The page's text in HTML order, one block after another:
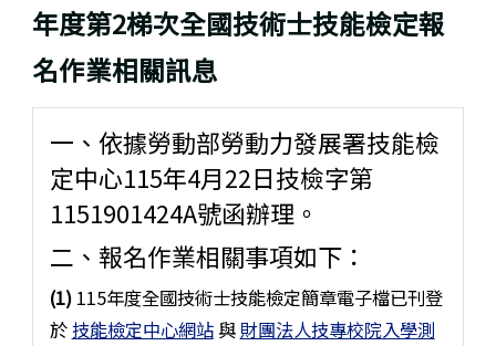
年度第2梯次全國技術士技能檢定報
名作業相關訊息
一、依據勞動部勞動力發展署技能檢
定中心115年4月22日技檢字第
1151901424A號函辦理。
二、報名作業相關事項如下：
(1)115年度全國技術士技能檢定簡章電子檔已刊登
於技能檢定中心網站與財團法人技專校院入學測